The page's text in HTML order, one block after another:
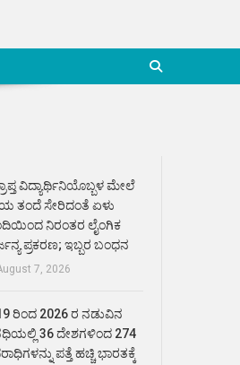
ವಿದ್ಯಾರ್ಥಿನಿಯೊಬ್ಬಳ ಮೇಲೆ
ತಂದೆ ಸೇರಿದಂತೆ ಏಳು
ನಿರಂತರ ಲೈಂಗಿಕ
ಪ್ರಕರಣ; ಇಬ್ಬರ ಬಂಧನ
7, 2026
ರಿಂದ 2026 ರ ನಡುವಿನ
36 ದೇಶಗಳಿಂದ 274
ಪತ್ತೆ ಹಚ್ಚಿ ಭಾರತಕ್ಕೆ